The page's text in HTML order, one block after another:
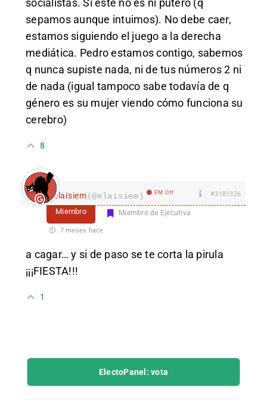
socialistas. Si este no es ni putero (q
sepamos aunque intuimos). No debe caer,
estamos siguiendo el juego a la derecha
mediática. Pedro estamos contigo, sabemos
q nunca supiste nada, ni de tus números 2 ni
de nada (igual tampoco sabe todavía de q
género es su mujer viendo cómo funciona su
cerebro)
8
elaisiem(@elaisiem) EM Off #3181326
Miembro Miembro de Ejecutiva
7 meses hace
a cagar… y si de paso se te corta la pirula
¡¡¡FIESTA!!!
1
ElectoPanel: vota